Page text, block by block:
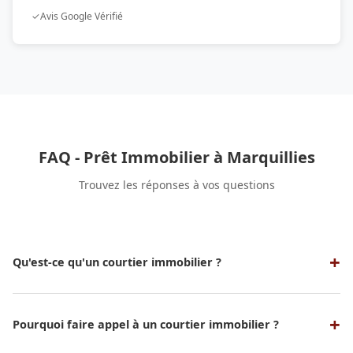
✓Avis Google Vérifié
FAQ - Prêt Immobilier à Marquillies
Trouvez les réponses à vos questions
Qu'est-ce qu'un courtier immobilier ?
organisme de crédit pour obtenir un prêt immobilier aux
Pourquoi faire appel à un courtier immobilier ?